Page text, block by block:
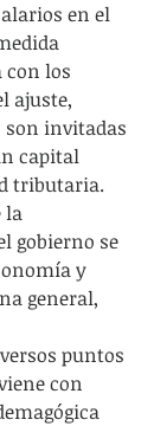
en el
con los
ajuste,
son invitadas
capital
tributaria.
la
gobierno se
y
general,
puntos
con